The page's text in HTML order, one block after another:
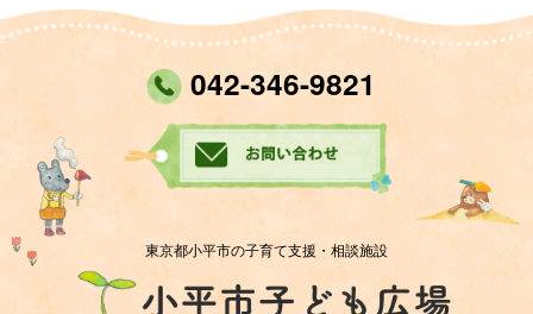
042-346-9821
東京都小平市の子育て支援・相談施設